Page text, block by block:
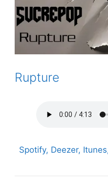
Rupture
Spotify, Deezer,